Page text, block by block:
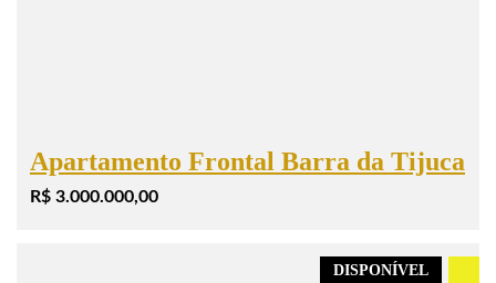
Apartamento Frontal Barra da Tijuca
R$ 3.000.000,00
DISPONÍVEL